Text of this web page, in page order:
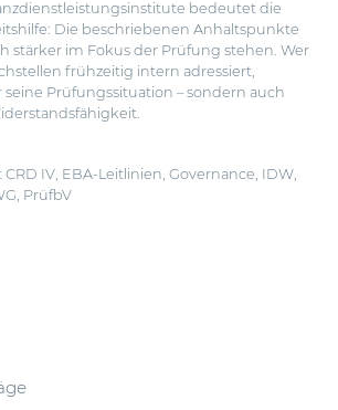
bedeutet die
Die beschriebenen Anhaltspunkte
stärker im Fokus der Prüfung stehen. Wer
frühzeitig intern adressiert,
Prüfungssituation – sondern auch
CRD IV, EBA-Leitlinien, Governance, IDW,
, PrüfbV